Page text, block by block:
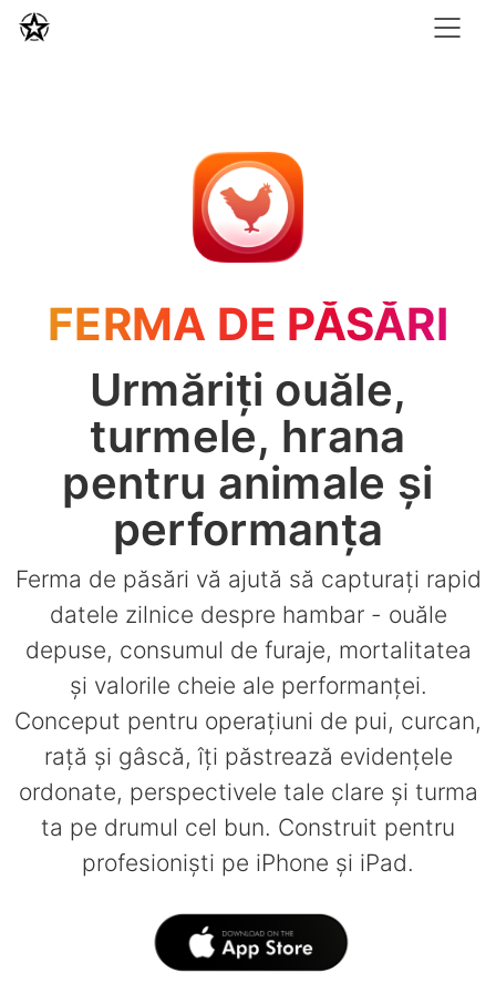
FERMA DE PĂSĂRI
Urmăriți ouăle,
turmele, hrana
pentru animale și
performanța
Ferma de păsări vă ajută să capturați rapid
datele zilnice despre hambar - ouăle
depuse, consumul de furaje, mortalitatea
și valorile cheie ale performanței.
Conceput pentru operațiuni de pui, curcan,
rață și gâscă, îți păstrează evidențele
ordonate, perspectivele tale clare și turma
ta pe drumul cel bun. Construit pentru
profesioniști pe iPhone și iPad.